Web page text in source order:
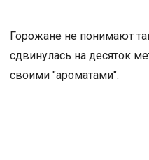
Горожане не понимают
сдвинулась на десяток
своими "ароматами".